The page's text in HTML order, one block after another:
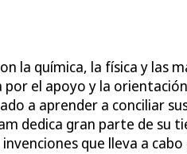
la química, la física y
el apoyo y la
a aprender a conciliar
dedica gran parte de
que lleva a cabo